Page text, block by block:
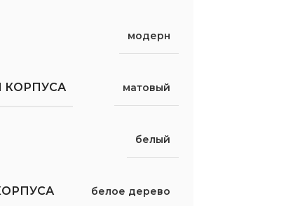
модерн
КОРПУСА матовый
белый
белое дерево